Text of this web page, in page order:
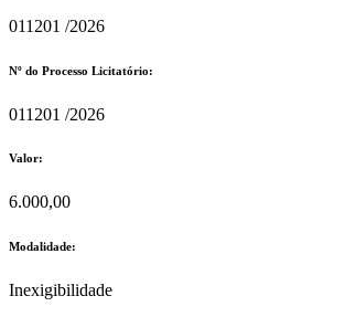
011201 /2026
Nº do Processo Licitatório:
011201 /2026
Valor:
6.000,00
Modalidade:
Inexigibilidade